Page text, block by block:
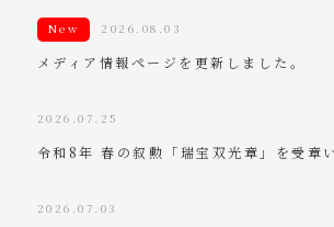
New 2026.08.03
メディア情報ページを更新しました。
2026.07.25
令和8年 春の叙勲「瑞宝双光章」を受章
2026.07.03